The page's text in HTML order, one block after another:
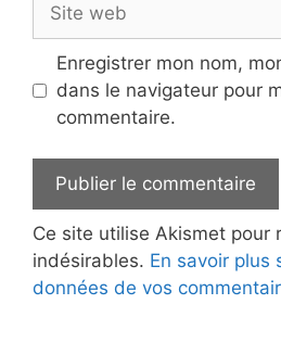
web
Enregistrer mon nom,
dans le navigateur pour
commentaire.
Ce site utilise Akismet pour
indésirables. En savoir plus
données de vos